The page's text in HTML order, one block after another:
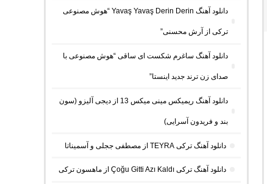
دانلود آهنگ Yavaş Yavaş Derin Derin “هوش مصنوعی
ترکی از آرش محسنی”
دانلود آهنگ ساغرم شکست ای ساقی “هوش مصنوعی با
صدای زن ترند جدید اینستا”
دانلود آهنگ ریمیکس مینی میکس 13 از دیجی آلیزو (سون
بند و فریدون آسرایی)
دانلود آهنگ ترکی TEYRA از مصطفی ججلی و آسمیناتا
دانلود آهنگ ترکی Çoğu Gitti Azı Kaldı از ماهسون ترکی